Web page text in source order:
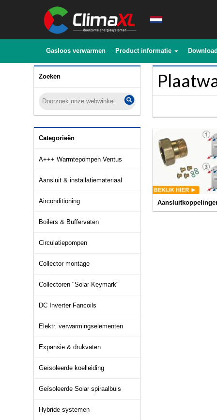
Gasloos verwarmen Product informatie
Zoeken
Categorieën
A+++ Warmtepompen Ventus
Aansluit & installatiemateriaal
Airconditioning
Boilers & Buffervaten
Circulatiepompen
Collector montage
Collectoren "Solar Keymark"
DC Inverter Fancoils
Elektr. verwarmingselementen
Expansie & drukvaten
Geïsoleerde koelleiding
Geïsoleerde Solar spiraalbuis
Hybride systemen